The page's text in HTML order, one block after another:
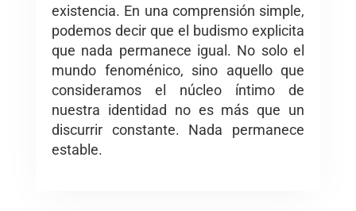
existencia. En una comprensión simple,
podemos decir que el budismo explicita
que nada permanece igual. No solo el
mundo fenoménico, sino aquello que
consideramos el núcleo íntimo de
nuestra identidad no es más que un
discurrir constante. Nada permanece
estable.